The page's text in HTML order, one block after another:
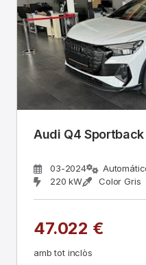
Audi Q4
03-2024
220 kW
Color Gris
47.022 €
amb tot inclòs